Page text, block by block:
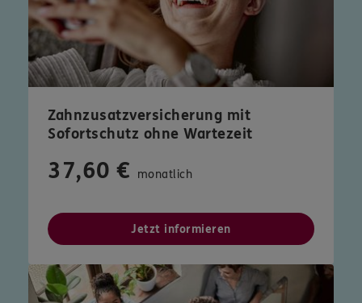
Zahnzusatzversicherung mit
Sofortschutz ohne Wartezeit
37,60 € monatlich
Jetzt informieren